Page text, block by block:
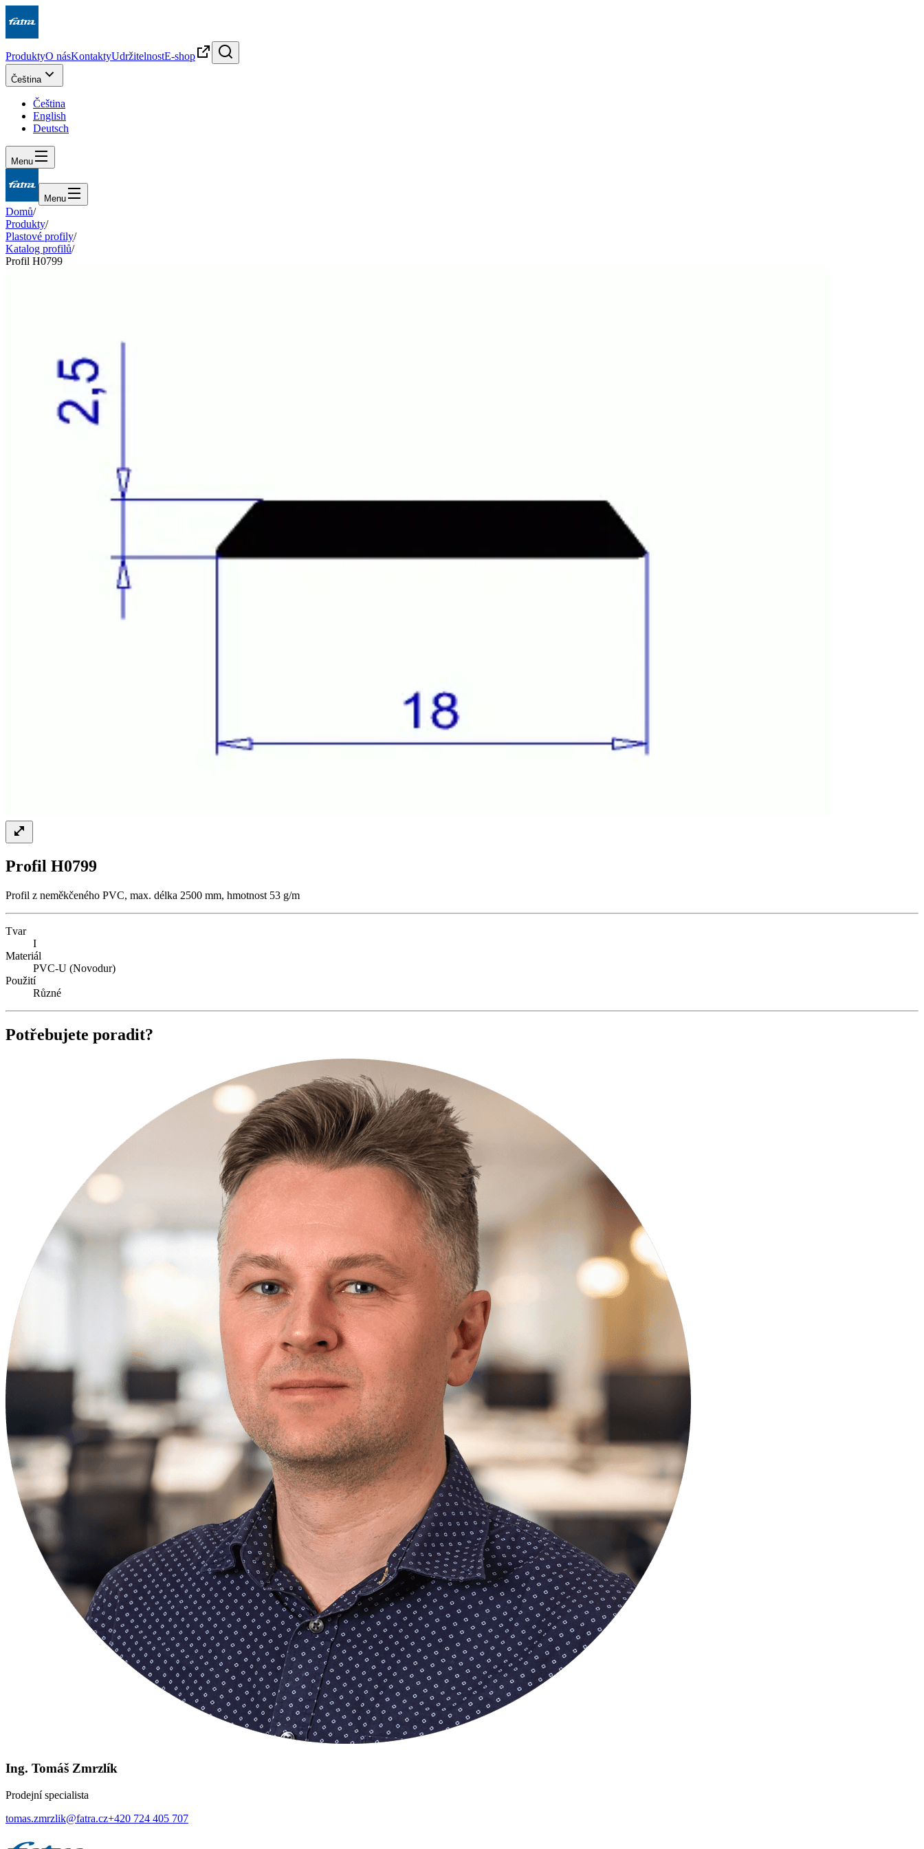
ProduktyO násKontaktyUdržitelnostE-shop
Čeština
Čeština
English
Deutsch
Menu
Menu
Domů/
Produkty/
Plastové profily/
Katalog profilů/
Profil H0799
Profil H0799
Profil z neměkčeného PVC, max. délka 2500 mm, hmotnost 53 g/m
Tvar
I
Materiál
PVC-U (Novodur)
Použití
Různé
Potřebujete poradit?
Ing. Tomáš Zmrzlík
Prodejní specialista
tomas.zmrzlik@fatra.cz+420 724 405 707